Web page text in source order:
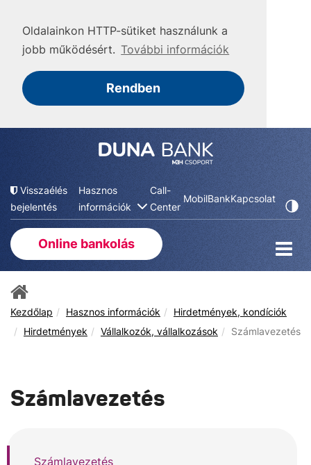
Oldalainkon HTTP-sütiket használunk a
jobb működésért. További információk
Rendben
Visszaélés
bejelentés
Hasznos
információk
Call-
Center
MobilBankKapcsolat
Online bankolás
Kezdőlap Hasznos információk
Hirdetmények, kondíciók
Hirdetmények
Vállalkozók, vállalkozások Számlavezetés
Számlavezetés
Számlavezetés